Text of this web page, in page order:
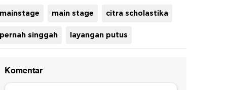
mainstage main stage citra scholastika
pernah singgah layangan putus